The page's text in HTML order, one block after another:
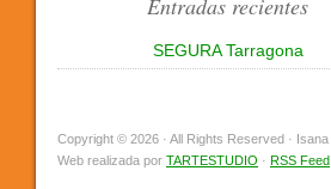
Entradas recientes
SEGURA Tarragona
Copyright © 2026 · All Rights Reserved · Isana
Web realizada por TARTESTUDIO · RSS Feed